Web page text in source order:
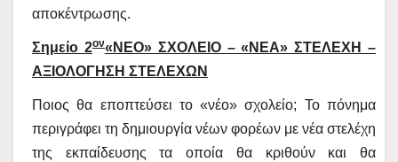
αποκέντρωσης.
Σημείο 2ον«ΝΕΟ» ΣΧΟΛΕΙΟ – «ΝΕΑ» ΣΤΕΛΕΧΗ –
ΑΞΙΟΛΟΓΗΣΗ ΣΤΕΛΕΧΩΝ
Ποιος θα εποπτεύσει το «νέο» σχολείο; Το πόνημα
περιγράφει τη δημιουργία νέων φορέων με νέα στελέχη
της εκπαίδευσης τα οποία θα κριθούν και θα